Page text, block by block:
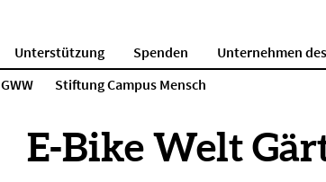
Unterstützung Spenden Unternehmen
GWW Stiftung Campus Mensch
E-Bike Welt